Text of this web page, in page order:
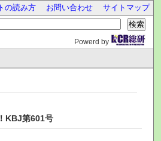
の読み方 お問い合わせ
サイトマップ
検索
Powerd by
KBJ第601号